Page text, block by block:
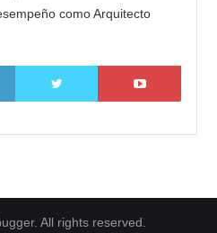
como Arquitecto
All rights reserved.